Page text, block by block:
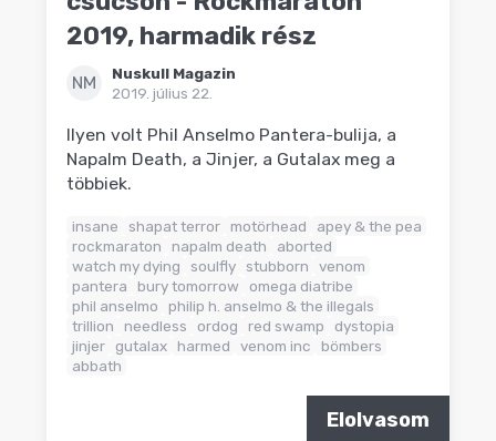
2019, harmadik rész
NM
Nuskull Magazin
2019. július 22.
Ilyen volt Phil Anselmo Pantera-bulija, a
Napalm Death, a Jinjer, a Gutalax meg a
többiek.
insane shapat terror motörhead
apey & the pea
rockmaraton
napalm death
aborted
watch my dying
soulfly stubborn
venom
pantera
bury tomorrow
omega diatribe
phil anselmo
philip h. anselmo & the illegals
trillion
needless ordog red swamp
dystopia
jinjer
gutalax harmed venom inc
bömbers
abbath
Elolvasom